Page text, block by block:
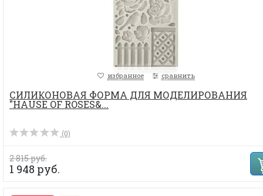
избранное сравнить
СИЛИКОНОВАЯ ФОРМА ДЛЯ МОДЕЛИРОВАНИЯ
"HAUSE OF ROSES&...
(0)
2 815 руб.
1 948 руб.